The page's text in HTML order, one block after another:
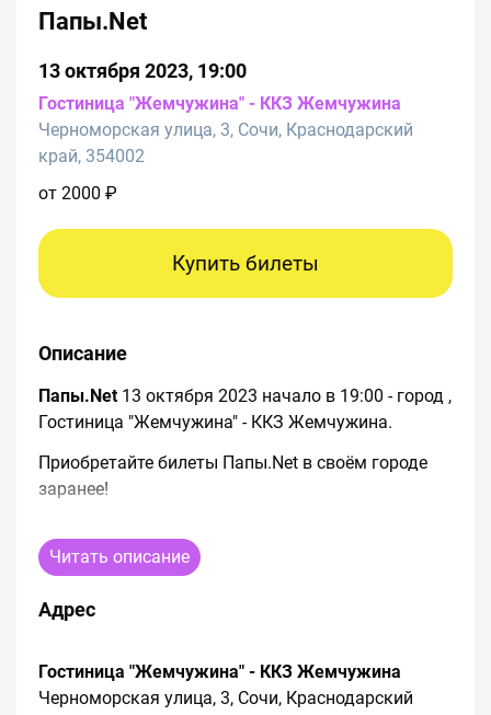
Папы.Net
13 октября 2023, 19:00
Гостиница "Жемчужина" - ККЗ Жемчужина
Черноморская улица, 3, Сочи, Краснодарский
край, 354002
от 2000 ₽
Купить билеты
Описание
Папы.Net13 октября 2023 начало в 19:00 - город ,
Гостиница "Жемчужина" - ККЗ Жемчужина.
Приобретайте билеты Папы.Net в своём городе
заранее!
посмотреть схему зала, наличие или количество
мест, узнать актуальную цену билетов на
Папы.Net.
Город:
Место проведения:
Читать описание
Адрес
Гостиница "Жемчужина" - ККЗ Жемчужина
Черноморская улица, 3, Сочи, Краснодарский